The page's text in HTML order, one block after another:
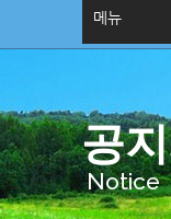
메뉴
공
Notice